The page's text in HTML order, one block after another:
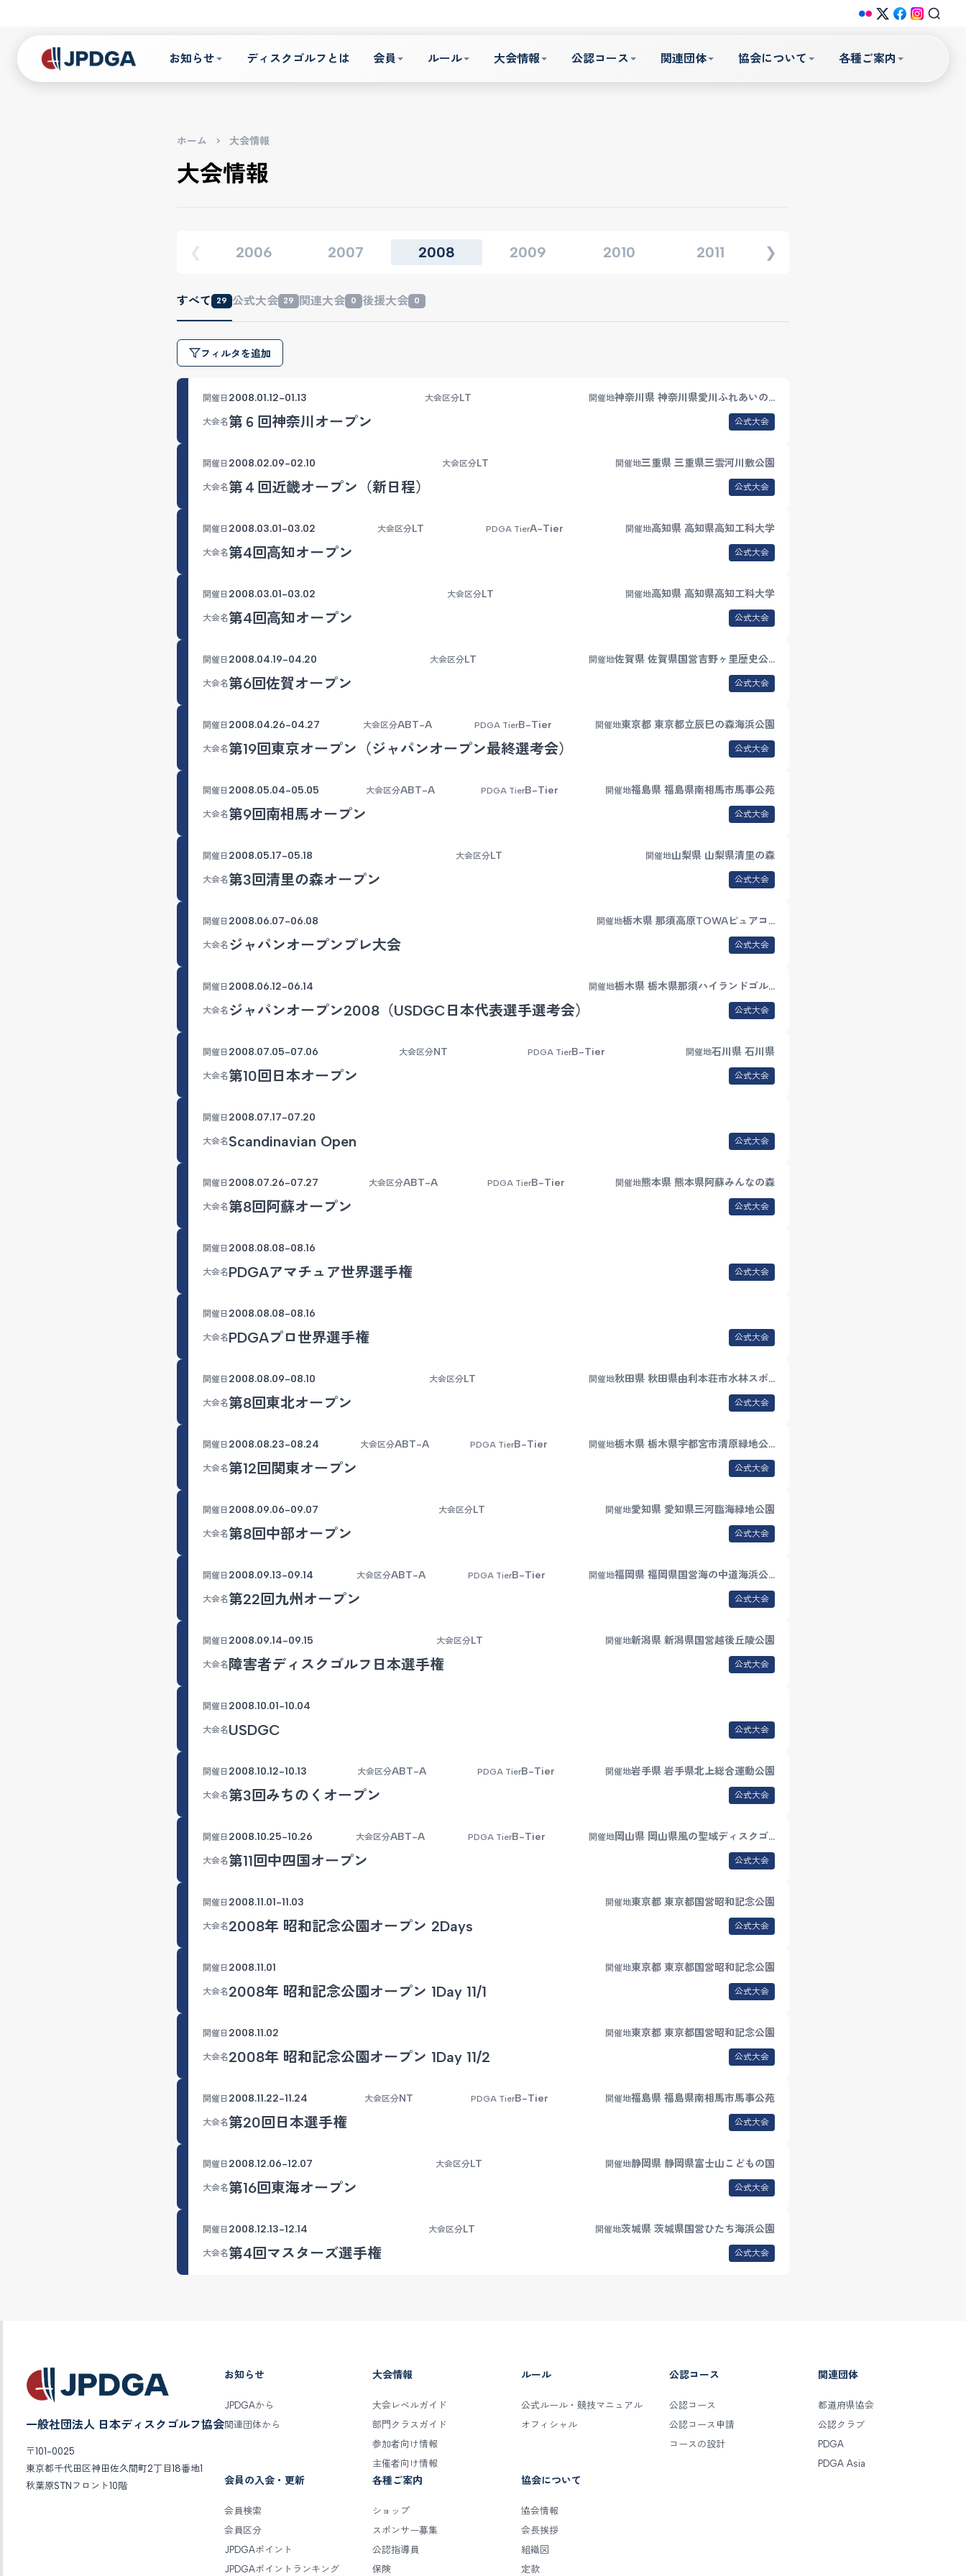
お知らせ ディスクゴルフとは 会員 ルール 大会情報 公認コース 関連団体 協会について 各種ご案内
ホーム > 大会情報
大会情報
❮ 2006 2007 2008 2009 2010 2011 ❯
すべて 29 公式大会 29 関連大会 0 後援大会 0
フィルタを追加
開催日 2008.01.12-01.13 大会区分LT 開催地神奈川県 神奈川県愛川ふれあいの…
大会名第６回神奈川オープン 公式大会
開催日 2008.02.09-02.10 大会区分LT 開催地三重県 三重県三雲河川敷公園
大会名第４回近畿オープン（新日程） 公式大会
開催日 2008.03.01-03.02 大会区分LT PDGA TierA-Tier 開催地高知県 高知県高知工科大学
大会名第4回高知オープン 公式大会
開催日 2008.03.01-03.02 大会区分LT 開催地高知県 高知県高知工科大学
大会名第4回高知オープン 公式大会
開催日 2008.04.19-04.20 大会区分LT 開催地佐賀県 佐賀県国営吉野ヶ里歴史公…
大会名第6回佐賀オープン 公式大会
開催日 2008.04.26-04.27 大会区分ABT-A PDGA TierB-Tier 開催地東京都 東京都立辰巳の森海浜公園
大会名第19回東京オープン（ジャパンオープン最終選考会） 公式大会
開催日 2008.05.04-05.05 大会区分ABT-A PDGA TierB-Tier 開催地福島県 福島県南相馬市馬事公苑
大会名第9回南相馬オープン 公式大会
開催日 2008.05.17-05.18 大会区分LT 開催地山梨県 山梨県清里の森
大会名第3回清里の森オープン 公式大会
開催日 2008.06.07-06.08 開催地栃木県 那須高原TOWAピュアコ…
大会名 ジャパンオープンプレ大会 公式大会
開催日 2008.06.12-06.14 開催地栃木県 栃木県那須ハイランドゴル…
大会名 ジャパンオープン2008（USDGC日本代表選手選考会） 公式大会
開催日 2008.07.05-07.06 大会区分NT PDGA TierB-Tier 開催地石川県 石川県
大会名第10回日本オープン 公式大会
開催日 2008.07.17-07.20
大会名 Scandinavian Open 公式大会
開催日 2008.07.26-07.27 大会区分ABT-A PDGA TierB-Tier 開催地熊本県 熊本県阿蘇みんなの森
大会名第8回阿蘇オープン 公式大会
開催日 2008.08.08-08.16
大会名 PDGAアマチュア世界選手権 公式大会
開催日 2008.08.08-08.16
大会名 PDGAプロ世界選手権 公式大会
開催日 2008.08.09-08.10 大会区分LT 開催地秋田県 秋田県由利本荘市水林スポ…
大会名第8回東北オープン 公式大会
開催日 2008.08.23-08.24 大会区分ABT-A PDGA TierB-Tier 開催地栃木県 栃木県宇都宮市清原緑地公…
大会名第12回関東オープン 公式大会
開催日 2008.09.06-09.07 大会区分LT 開催地愛知県 愛知県三河臨海緑地公園
大会名第8回中部オープン 公式大会
開催日 2008.09.13-09.14 大会区分ABT-A PDGA TierB-Tier 開催地福岡県 福岡県国営海の中道海浜公…
大会名第22回九州オープン 公式大会
開催日 2008.09.14-09.15 大会区分LT 開催地新潟県 新潟県国営越後丘陵公園
大会名 障害者ディスクゴルフ日本選手権 公式大会
開催日 2008.10.01-10.04
大会名 USDGC 公式大会
開催日 2008.10.12-10.13 大会区分ABT-A PDGA TierB-Tier 開催地岩手県 岩手県北上総合運動公園
大会名第3回みちのくオープン 公式大会
開催日 2008.10.25-10.26 大会区分ABT-A PDGA TierB-Tier 開催地 岡山県 岡山県風の聖域ディスクゴ…
大会名第11回中四国オープン 公式大会
開催日 2008.11.01-11.03 開催地東京都 東京都国営昭和記念公園
大会名 2008年 昭和記念公園オープン 2Days 公式大会
開催日 2008.11.01 開催地東京都 東京都国営昭和記念公園
大会名 2008年 昭和記念公園オープン 1Day 11/1 公式大会
開催日 2008.11.02 開催地東京都 東京都国営昭和記念公園
大会名 2008年 昭和記念公園オープン 1Day 11/2 公式大会
開催日 2008.11.22-11.24 大会区分NT PDGA TierB-Tier 開催地福島県 福島県南相馬市馬事公苑
大会名第20回日本選手権 公式大会
開催日 2008.12.06-12.07 大会区分LT 開催地静岡県 静岡県富士山こどもの国
大会名第16回東海オープン 公式大会
開催日 2008.12.13-12.14 大会区分LT 開催地茨城県 茨城県国営ひたち海浜公園
大会名第4回マスターズ選手権 公式大会
一般社団法人 日本ディスクゴルフ協会
〒101-0025
東京都千代田区神田佐久間町2丁目18番地1
秋葉原STNフロント10階
お知らせ
JPDGAから
関連団体から
大会情報
大会レベルガイド
部門クラスガイド
参加者向け情報
主催者向け情報
ルール
公式ルール・競技マニュアル
オフィシャル
公認コース
公認コース
公認コース申請
コースの設計
関連団体
都道府県協会
公認クラブ
PDGA
PDGA Asia
会員の入会・更新
会員検索
会員区分
JPDGAポイント
JPDGAポイントランキング
各種ご案内
ショップ
スポンサー募集
公認指導員
保険
協会について
協会情報
会長挨拶
組織図
定款